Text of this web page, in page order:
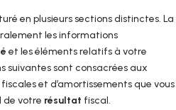
en plusieurs sections distinctes. La
les informations
et les éléments relatifs à votre
suivantes sont consacrées aux
et d’amortissements que vous
de votre résultat fiscal.